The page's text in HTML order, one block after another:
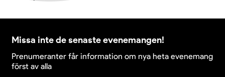
Missa inte de senaste evenemangen!
Prenumeranter får information om nya heta evenemang
först av alla